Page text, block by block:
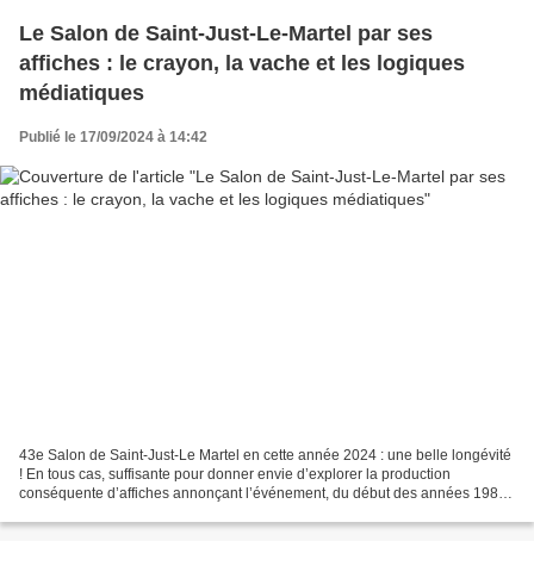
Le Salon de Saint-Just-Le-Martel par ses
affiches : le crayon, la vache et les logiques
médiatiques
Publié le 17/09/2024 à 14:42
43e Salon de Saint-Just-Le Martel en cette année 2024 : une belle longévité
! En tous cas, suffisante pour donner envie d’explorer la production
conséquente d’affiches annonçant l’événement, du début des années 1980